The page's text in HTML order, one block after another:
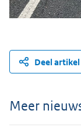
Deel artikel
Meer